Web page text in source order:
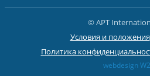
© APT
Условия и положения
Политика
webdesign